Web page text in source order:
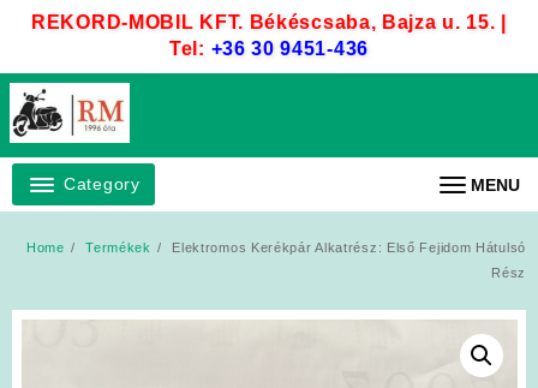
REKORD-MOBIL KFT. Békéscsaba, Bajza u. 15. |
Tel: +36 30 9451-436
Category MENU
Home Termékek
Elektromos Kerékpár Alkatrész: Első Fejidom Hátulsó
Rész